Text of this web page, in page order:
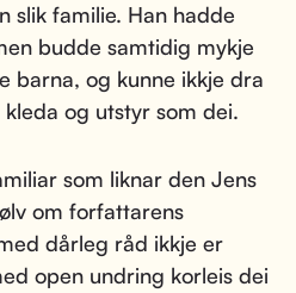
slik familie. Han hadde
budde samtidig mykje
barna, og kunne ikkje dra
og utstyr som dei.
som liknar den Jens
om forfattarens
dårleg råd ikkje er
open undring korleis dei